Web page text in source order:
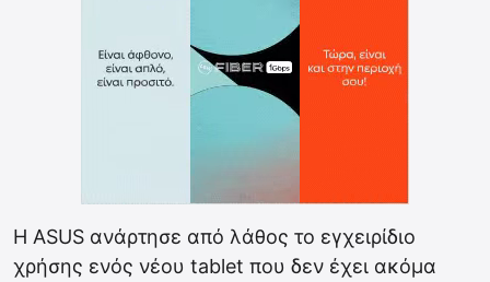
Η ASUS ανάρτησε από λάθος το εγχειρίδιο
χρήσης ενός νέου tablet που δεν έχει ακόμα